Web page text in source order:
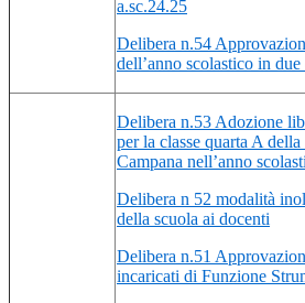
a.sc.24.25
Delibera n.54
dell’anno scolastico in
Delibera n.53 Adozione
per la classe quarta A
Campana nell’anno
Delibera n 52 modalità
della scuola ai docenti
Delibera n.51
incaricati di Funzione